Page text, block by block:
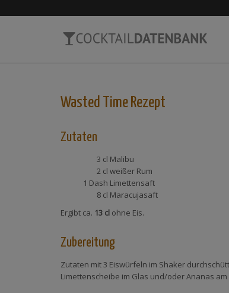
Wasted Time Rezept
Zutaten
3 cl Malibu
2 cl weißer Rum
1 Dash Limettensaft
8 cl Maracujasaft
Ergibt ca. 13 cl ohne Eis.
Zubereitung
Zutaten mit 3 Eiswürfeln im Shaker
Limettenscheibe im Glas und/oder Ananas